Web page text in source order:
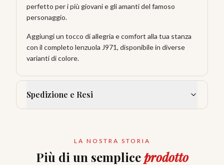
perfetto per i più giovani e gli amanti del famoso
personaggio.
Aggiungi un tocco di allegria e comfort alla tua stanza
con il completo lenzuola J971, disponibile in diverse
varianti di colore.
Spedizione e Resi
LA NOSTRA STORIA
Più di un sempliceprodotto